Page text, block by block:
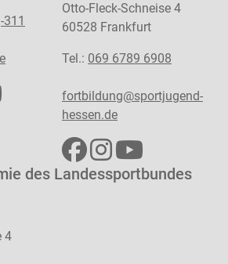
-311
Otto-Fleck-Schneise 4
60528 Frankfurt
Tel.: 069 6789 6908
fortbildung@sportjugend-
hessen.de
des Landessportbundes
4